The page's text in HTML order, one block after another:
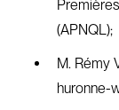
(APNQL);
M. Rémy
huronne-